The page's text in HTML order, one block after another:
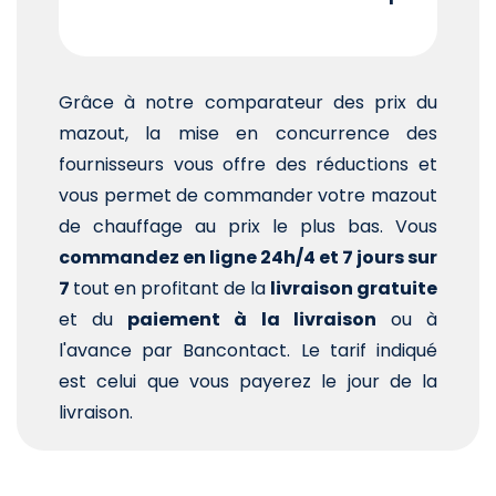
Grâce à notre comparateur des prix du
mazout, la mise en concurrence des
fournisseurs vous offre des réductions et
vous permet de commander votre mazout
de chauffage au prix le plus bas. Vous
commandez en ligne 24h/4 et 7 jours sur
7 tout en profitant de la livraison gratuite
et du paiement à la livraison ou à
l'avance par Bancontact. Le tarif indiqué
est celui que vous payerez le jour de la
livraison.